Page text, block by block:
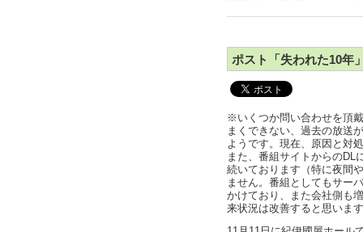
ポスト「失われた10年
※いくつか問い合わせを頂
まくできない、過去の放送
ようです。現在、原因と対
また、番組サイトからのDL
続いております（特に夜間
ません。番組としてもサー
かけており、また会社側も
来状況は改善すると思いま